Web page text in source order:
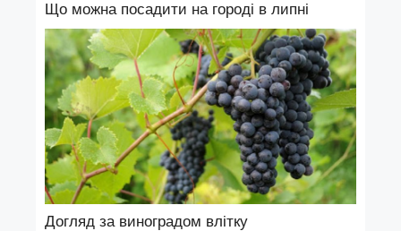
Що можна посадити на городі в липні
Догляд за виноградом влітку